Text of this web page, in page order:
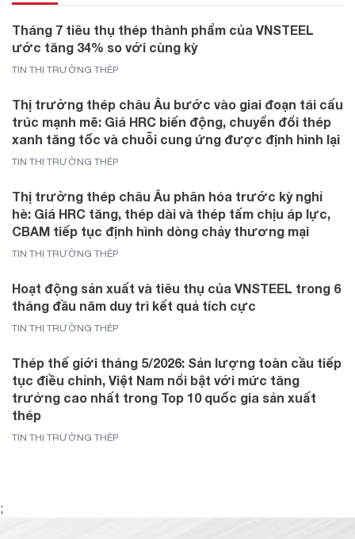
Tháng 7 tiêu thụ thép thành phẩm của VNSTEEL
ước tăng 34% so với cùng kỳ
TIN THỊ TRƯỜNG THÉP
Thị trường thép châu Âu bước vào giai đoạn tái cấu
trúc mạnh mẽ: Giá HRC biến động, chuyển đổi thép
xanh tăng tốc và chuỗi cung ứng được định hình lại
TIN THỊ TRƯỜNG THÉP
Thị trường thép châu Âu phân hóa trước kỳ nghỉ
hè: Giá HRC tăng, thép dài và thép tấm chịu áp lực,
CBAM tiếp tục định hình dòng chảy thương mại
TIN THỊ TRƯỜNG THÉP
Hoạt động sản xuất và tiêu thụ của VNSTEEL trong 6
tháng đầu năm duy trì kết quả tích cực
TIN THỊ TRƯỜNG THÉP
Thép thế giới tháng 5/2026: Sản lượng toàn cầu tiếp
tục điều chỉnh, Việt Nam nổi bật với mức tăng
trưởng cao nhất trong Top 10 quốc gia sản xuất
thép
TIN THỊ TRƯỜNG THÉP
;